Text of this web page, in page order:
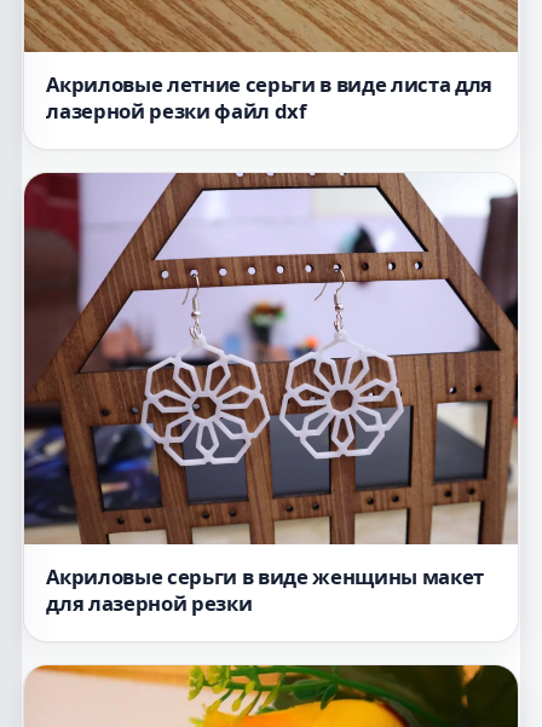
Акриловые летние серьги в виде листа для
лазерной резки файл dxf
Акриловые серьги в виде женщины макет
для лазерной резки